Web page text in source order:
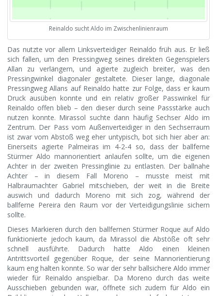
Reinaldo sucht Aldo im Zwischenlinienraum
Das nutzte vor allem Linksverteidiger Reinaldo früh aus. Er ließ
sich fallen, um den Pressingweg seines direkten Gegenspielers
Allan zu verlängern, und agierte zugleich breiter, was den
Pressingwinkel diagonaler gestaltete. Dieser lange, diagonale
Pressingweg Allans auf Reinaldo hatte zur Folge, dass er kaum
Druck ausüben konnte und ein relativ großer Passwinkel für
Reinaldo offen blieb – den dieser durch seine Passstärke auch
nutzen konnte. Mirassol suchte dann häufig Sechser Aldo im
Zentrum. Der Pass vom Außenverteidiger in den Sechserraum
ist zwar vom Abstoß weg eher untypisch, bot sich hier aber an:
Einerseits agierte Palmeiras im 4-2-4 so, dass der ballferne
Stürmer Aldo mannorientiert anlaufen sollte, um die eigenen
Achter in der zweiten Pressinglinie zu entlasten. Der ballnahe
Achter – in diesem Fall Moreno – musste meist mit
Halbraumachter Gabriel mitschieben, der weit in die Breite
auswich und dadurch Moreno mit sich zog, während der
ballferne Pereira den Raum vor der Verteidigungslinie sichern
sollte.
Dieses Markieren durch den ballfernen Stürmer Roque auf Aldo
funktionierte jedoch kaum, da Mirassol die Abstöße oft sehr
schnell ausführte. Dadurch hatte Aldo einen kleinen
Antrittsvorteil gegenüber Roque, der seine Mannorientierung
kaum eng halten konnte. So war der sehr ballsichere Aldo immer
wieder für Reinaldo anspielbar. Da Moreno durch das weite
Ausschieben gebunden war, öffnete sich zudem für Aldo ein